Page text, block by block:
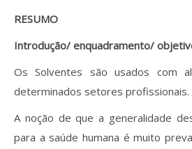
Artigos
Revistas
Contatos
RESUMO
Introdução/ enquadramento/
Os Solventes são usados com
determinados setores profissionais.
A noção de que a generalidade
para a saúde humana é muito